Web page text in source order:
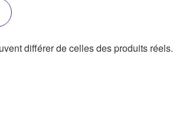
différer de celles des produits réels.